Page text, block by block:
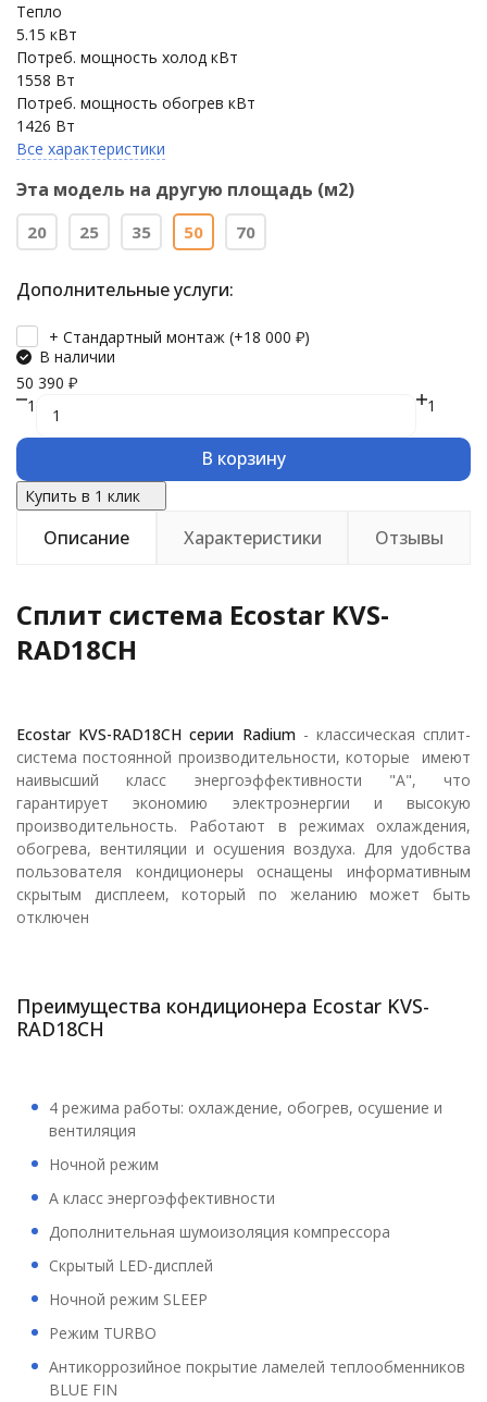
Тепло
5.15 кВт
Потреб. мощность холод кВт
1558 Вт
Потреб. мощность обогрев кВт
1426 Вт
Все характеристики
Эта модель на другую площадь (м2)
20 25 35 50 70
Дополнительные услуги:
+ Стандартный монтаж (+18 000 ₽)
В наличии
50 390 ₽
1
1
В корзину
Купить в 1 клик
Описание Характеристики Отзывы
Сплит система Ecostar KVS-
RAD18CH
Ecostar KVS-RAD18CH серии Radium- классическая сплит-
система постоянной производительности, которые имеют
наивысший класс энергоэффективности "А", что
гарантирует экономию электроэнергии и высокую
производительность. Работают в режимах охлаждения,
обогрева, вентиляции и осушения воздуха. Для удобства
пользователя кондиционеры оснащены информативным
скрытым дисплеем, который по желанию может быть
отключен
Преимущества кондиционера Ecostar KVS-
RAD18CH
4 режима работы: охлаждение, обогрев, осушение и
вентиляция
Ночной режим
А класс энергоэффективности
Дополнительная шумоизоляция компрессора
Скрытый LED-дисплей
Ночной режим SLEEP
Режим TURBO
Антикоррозийное покрытие ламелей теплообменников
BLUE FIN